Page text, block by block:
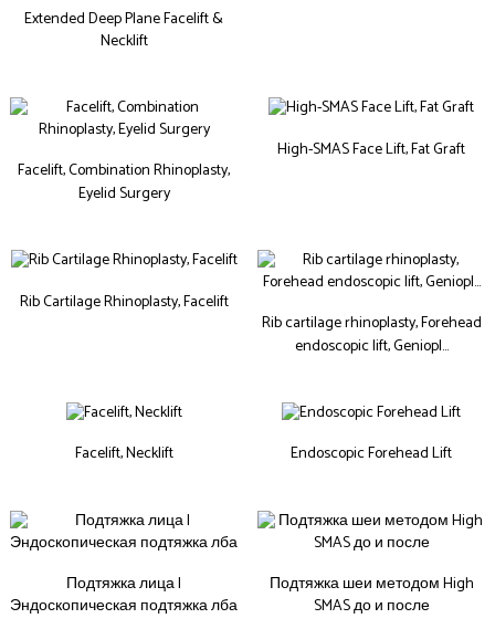
Extended Deep Plane Facelift &
Necklift
Facelift, Combination Rhinoplasty,
Eyelid Surgery
High-SMAS Face Lift, Fat Graft
Rib Cartilage Rhinoplasty, Facelift
Rib cartilage rhinoplasty, Forehead
endoscopic lift, Geniopl…
Facelift, Necklift Endoscopic Forehead Lift
Подтяжка лица |
Эндоскопическая подтяжка лба
Подтяжка шеи методом High
SMAS до и после